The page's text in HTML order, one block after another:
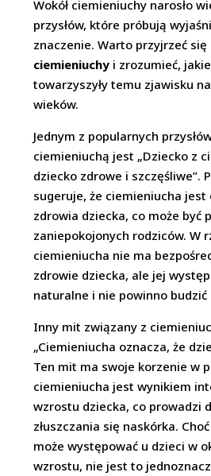
Wokół ciemieniuchy narosło
przysłów, które próbują
znaczenie. Warto przyjrzeć się
ciemieniuchy i zrozumieć,
towarzyszyły temu zjawisku
wieków.
Jednym z popularnych
ciemieniuchą jest „Dziecko z
dziecko zdrowe i szczęśliwe”.
sugeruje, że ciemieniucha jest
zdrowia dziecka, co może być
zaniepokojonych rodziców. W
ciemieniucha nie ma
zdrowie dziecka, ale jej
naturalne i nie powinno budzić
Inny mit związany z
„Ciemieniucha oznacza, że
Ten mit ma swoje korzenie w
ciemieniucha jest wynikiem
wzrostu dziecka, co prowadzi
złuszczania się naskórka.
może występować u dzieci w
wzrostu, nie jest to